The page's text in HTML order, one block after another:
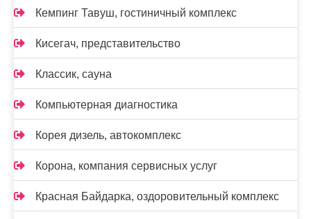
Кемпинг Тавуш, гостиничный комплекс
Кисегач, представительство
Классик, сауна
Компьютерная диагностика
Корея дизель, автокомплекс
Корона, компания сервисных услуг
Красная Байдарка, оздоровительный комплекс